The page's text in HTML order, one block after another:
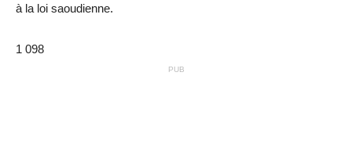
à la loi saoudienne.
1 098
PUB